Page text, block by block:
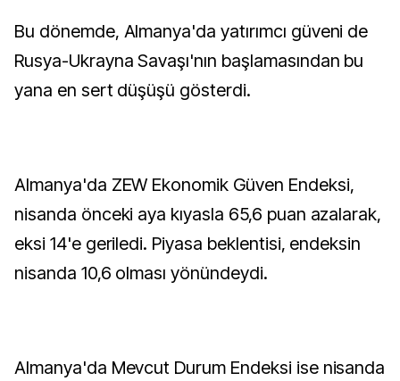
Bu dönemde, Almanya'da yatırımcı güveni de
Rusya-Ukrayna Savaşı'nın başlamasından bu
yana en sert düşüşü gösterdi.
Almanya'da ZEW Ekonomik Güven Endeksi,
nisanda önceki aya kıyasla 65,6 puan azalarak,
eksi 14'e geriledi. Piyasa beklentisi, endeksin
nisanda 10,6 olması yönündeydi.
Almanya'da Mevcut Durum Endeksi ise nisanda